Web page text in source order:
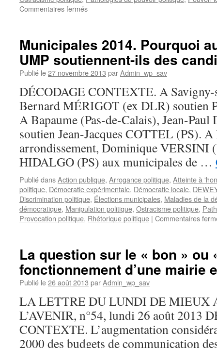
Commentaires ferméssur
Élections
municipales
de
2014.
La
ville
de
toutes
les
divisions
»
Municipales 2014. Pourquoi
UMP soutiennent-ils des
Publié le27 novembre 2013 parAdmin_wp_sav
DÉCODAGE CONTEXTE. A Savigny-
Bernard MÉRIGOT (ex DLR) soutien
A Bapaume (Pas-de-Calais), Jean-
soutien Jean-Jacques COTTEL (PS). A
arrondissement, Dominique VERSINI
HIDALGO (PS) aux municipales de …
Publié dansAction publique, Arrogance politique, Atteinte à
politique, Démocratie expérimentale, Démocratie locale,
Discrimination politique, Élections municipales, Maladies de la
démocratique, Manipulation politique, Ostracisme politique,
Provocation politique, Rhétorique politique | Commentaires
La question sur le « bon » ou
fonctionnement d’une mairie
Publié le26 août 2013 parAdmin_wp_sav
LA LETTRE DU LUNDI DE MIEUX
L’AVENIR, n°54, lundi 26 août 2013
CONTEXTE. L’augmentation
2000 des budgets de communication